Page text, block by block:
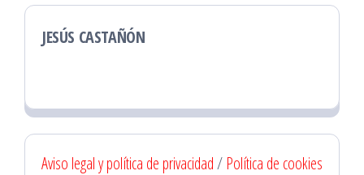
JESÚS CASTAÑÓN
Aviso legal y política de privacidad/ Política de cookies